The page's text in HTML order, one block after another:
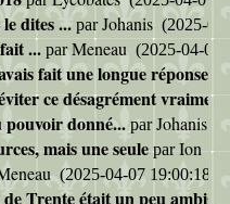
dites ... parJohanis (2025-
... parMeneau (2025-04-07
fait une longue réponse...
ce désagrément
donné... parJohanis
mais une seule parIon
(2025-04-07 19:00:18)
Trente était un peu